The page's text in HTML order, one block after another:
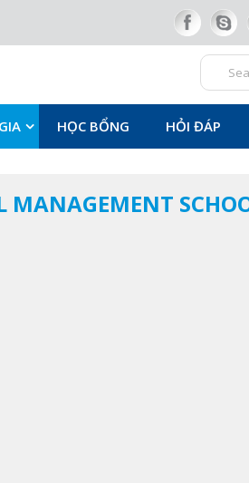
HỌC BỔNG HỎI ĐÁP